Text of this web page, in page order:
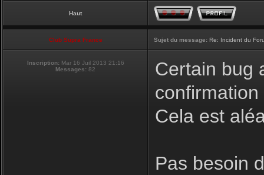
Haut
Club Supra France Sujet du message: Re: Incident du
Inscription: Mar 16 Juil 2013 21:16
Messages: 82
Certain bug
Cela est
Pas besoin